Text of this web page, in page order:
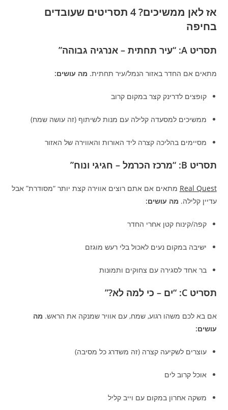
אז לאן ממשיכים? 4 תסריטים שעובדים
בחיפה
תסריט A: “עיר תחתית – אנרגיה גבוהה”
מתאים אם החדר באזור הנמל/עיר תחתית. מה עושים:
קופצים לדרינק קצר במקום קרוב
ממשיכים למסעדה קלילה עם מנות לשיתוף (זה עושה שמח)
מסיימים בהליכה קצרה ליד האורות והאווירה של האזור
תסריט B: “מרכז הכרמל – חגיגי ונוח”
Real Quest מתאים אם אתם רוצים אווירה קצת יותר “מסודרת” אבל
עדיין קלילה. מה עושים:
קפה/קינוח קטן אחרי החדר
ישיבה במקום נעים לאכול בלי רעש מוגזם
בר אחד לסגירה עם צחוקים ותמונות
תסריט C: “ים – כי למה לא?”
אם בא לכם משהו רגוע, שמח, עם אוויר שמנקה את הראש. מה
עושים:
עוצרים לשקיעה קצרה (זה משדרג כל מסיבה)
אוכל קרוב לים
משקה אחרון במקום עם וייב קליל